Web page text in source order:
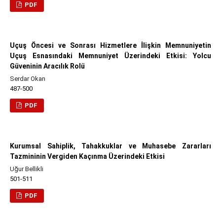
PDF
Uçuş Öncesi ve Sonrası Hizmetlere İlişkin Memnuniyetin
Uçuş Esnasındaki Memnuniyet Üzerindeki Etkisi: Yolcu
Güveninin Aracılık Rolü
Serdar Okan
487-500
PDF
Kurumsal Sahiplik, Tahakkuklar ve Muhasebe Zararları
Tazmininin Vergiden Kaçınma Üzerindeki Etkisi
Uğur Bellikli
501-511
PDF